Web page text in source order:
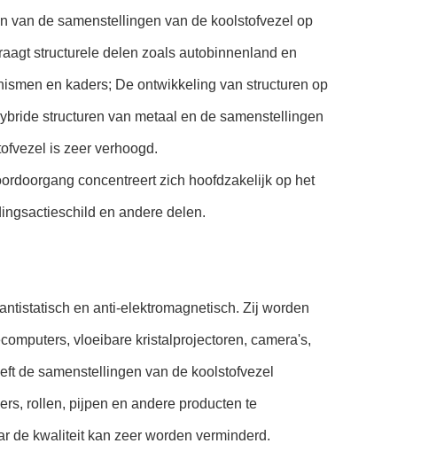
van de samenstellingen van de koolstofvezel op
structurele delen zoals autobinnenland en
en kaders; De ontwikkeling van structuren op
structuren van metaal en de samenstellingen
is zeer verhoogd.
concentreert zich hoofdzakelijk op het
en andere delen.
en anti-elektromagnetisch. Zij worden
vloeibare kristalprojectoren, camera's,
de samenstellingen van de koolstofvezel
rollen, pijpen en andere producten te
de kwaliteit kan zeer worden verminderd.